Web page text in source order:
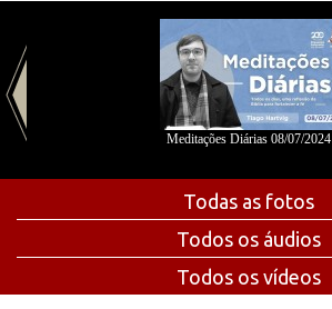
Meditações Diárias 08/07/2024
Todas as fotos
Todos os áudios
Todos os vídeos